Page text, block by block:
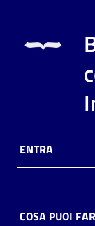
ENTRA
COSA PUOI